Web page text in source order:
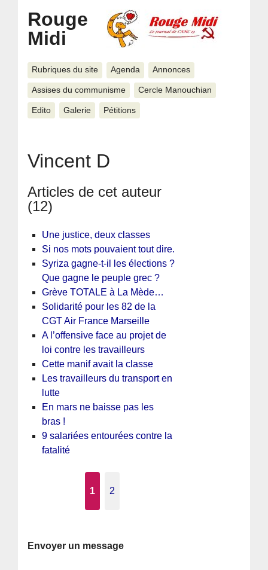
Rouge
Midi
Rubriques du site Agenda Annonces
Assises du communisme Cercle Manouchian
Edito Galerie Pétitions
Vincent D
Articles de cet auteur
(12)
Une justice, deux classes
Si nos mots pouvaient tout dire.
Syriza gagne-t-il les élections ?
Que gagne le peuple grec ?
Grève TOTALE à La Mède…
Solidarité pour les 82 de la
CGT Air France Marseille
A l’offensive face au projet de
loi contre les travailleurs
Cette manif avait la classe
Les travailleurs du transport en
lutte
En mars ne baisse pas les
bras !
9 salariées entourées contre la
fatalité
1 2
Envoyer un message